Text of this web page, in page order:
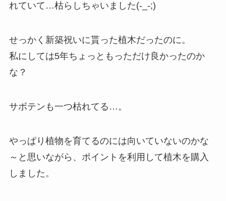
れていて…枯らしちゃいました(-_-;)
せっかく新築祝いに貰った植木だったのに。
私にしては5年ちょっともっただけ良かったのか
な？
サボテンも一つ枯れてる…。
やっぱり植物を育てるのには向いていないのかな
～と思いながら、ポイントを利用して植木を購入
しました。